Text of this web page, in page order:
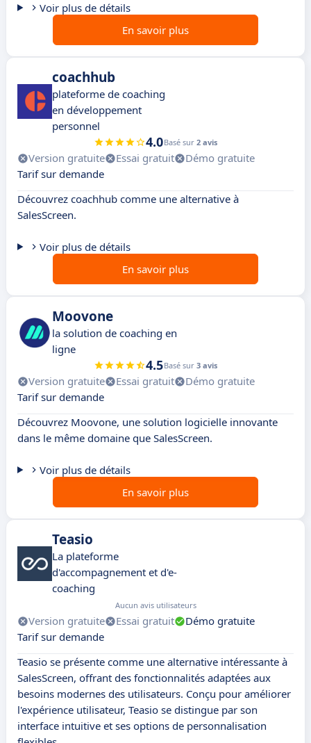
Voir plus de détails
En savoir plus
coachhub
plateforme de coaching
en développement
personnel
4.0Basé sur 2 avis
Version gratuite Essai gratuit
Démo gratuite
Tarif sur demande
Découvrez coachhub comme une alternative à
SalesScreen.
Voir plus de détails
En savoir plus
Moovone
la solution de coaching en
ligne
4.5Basé sur 3 avis
Version gratuite Essai gratuit
Démo gratuite
Tarif sur demande
Découvrez Moovone, une solution logicielle innovante
dans le même domaine que SalesScreen.
Voir plus de détails
En savoir plus
Teasio
La plateforme
d'accompagnement et d'e-
coaching
Aucun avis utilisateurs
Version gratuite Essai gratuit
Démo gratuite
Tarif sur demande
Teasio se présente comme une alternative intéressante à
SalesScreen, offrant des fonctionnalités adaptées aux
besoins modernes des utilisateurs. Conçu pour améliorer
l'expérience utilisateur, Teasio se distingue par son
interface intuitive et ses options de personnalisation